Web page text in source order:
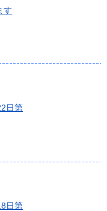
す
日第
日第